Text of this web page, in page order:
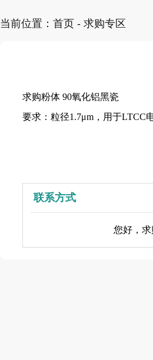
当前位置： 首页 - 求购专区
求购粉体 90氧化铝黑瓷
要求：粒径1.7μm，用于LTCC
联系方式
您好，